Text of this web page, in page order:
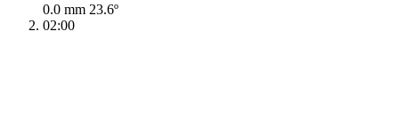
0.0 mm 23.6º
02:00